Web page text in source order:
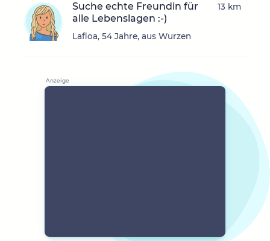
Suche echte Freundin für
alle Lebenslagen :-)
Lafloa, 54 Jahre, aus Wurzen
13 km